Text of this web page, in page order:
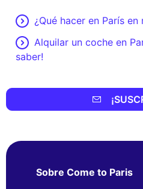
¿Qué hacer en París
Alquilar un coche en
saber!
Sobre Come to Paris